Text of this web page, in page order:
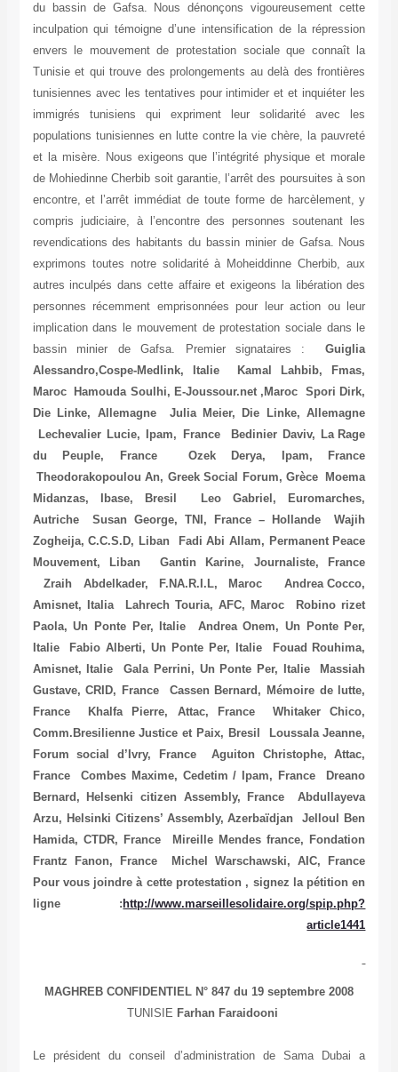
du bassin de Gafsa. Nous dénonçons vigoureusement cette
inculpation qui témoigne d’une intensification de la répression
envers le mouvement de protestation sociale que connaît la
Tunisie et qui trouve des prolongements au delà des frontières
tunisiennes avec les tentatives pour intimider et et inquiéter les
immigrés tunisiens qui expriment leur solidarité avec les
populations tunisiennes en lutte contre la vie chère, la pauvreté
et la misère. Nous exigeons que l’intégrité physique et morale
de Mohiedinne Cherbib soit garantie, l’arrêt des poursuites à son
encontre, et l’arrêt immédiat de toute forme de harcèlement, y
compris judiciaire, à l’encontre des personnes soutenant les
revendications des habitants du bassin minier de Gafsa. Nous
exprimons toutes notre solidarité à Moheiddinne Cherbib, aux
autres inculpés dans cette affaire et exigeons la libération des
personnes récemment emprisonnées pour leur action ou leur
implication dans le mouvement de protestation sociale dans le
bassin minier de Gafsa. Premier signataires :Guiglia
Alessandro,Cospe-Medlink, Italie Kamal Lahbib, Fmas,
Maroc Hamouda Soulhi, E-Joussour.net ,Maroc Spori Dirk,
Die Linke, Allemagne Julia Meier, Die Linke, Allemagne
Lechevalier Lucie, Ipam, France Bedinier Daviv, La Rage
du Peuple, France Ozek Derya, Ipam, France
Theodorakopoulou An, Greek Social Forum, Grèce Moema
Midanzas, Ibase, Bresil Leo Gabriel, Euromarches,
Autriche Susan George, TNI, France – Hollande Wajih
Zogheija, C.C.S.D, Liban Fadi Abi Allam, Permanent Peace
Mouvement, Liban Gantin Karine, Journaliste, France
Zraih Abdelkader, F.NA.R.I.L, Maroc Andrea Cocco,
Amisnet, Italia Lahrech Touria, AFC, Maroc Robino rizet
Paola, Un Ponte Per, Italie Andrea Onem, Un Ponte Per,
Italie Fabio Alberti, Un Ponte Per, Italie Fouad Rouhima,
Amisnet, Italie Gala Perrini, Un Ponte Per, Italie Massiah
Gustave, CRID, France Cassen Bernard, Mémoire de lutte,
France Khalfa Pierre, Attac, France Whitaker Chico,
Comm.Bresilienne Justice et Paix, Bresil Loussala Jeanne,
Forum social d’Ivry, France Aguiton Christophe, Attac,
France Combes Maxime, Cedetim / Ipam, France Dreano
Bernard, Helsenki citizen Assembly, France Abdullayeva
Arzu, Helsinki Citizens’ Assembly, Azerbaïdjan Jelloul Ben
Hamida, CTDR, France Mireille Mendes france, Fondation
Frantz Fanon, France Michel Warschawski, AIC, France
Pour vous joindre à cette protestation , signez la pétition en
ligne : http://www.marseillesolidaire.org/spip.php?
article1441
MAGHREB CONFIDENTIEL N° 847 du 19 septembre 2008
TUNISIE Farhan Faraidooni
Le président du conseil d’administration de Sama Dubai a